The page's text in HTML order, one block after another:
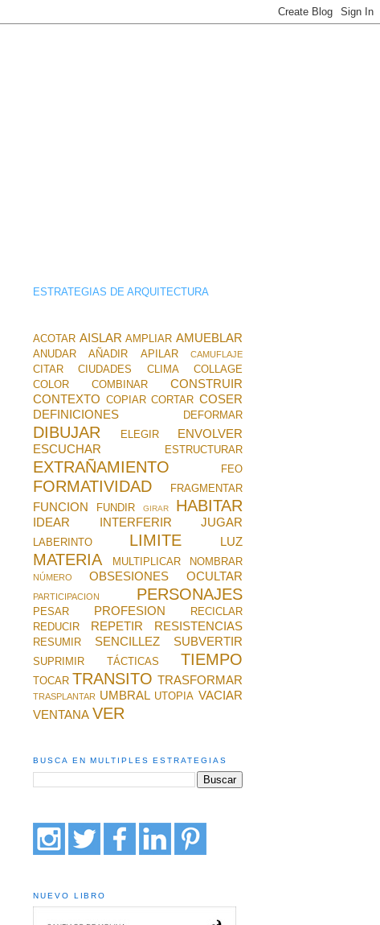
ESTRATEGIAS DE ARQUITECTURA
ACOTAR AISLAR AMPLIAR AMUEBLAR
ANUDAR AÑADIR APILAR CAMUFLAJE
CITAR CIUDADES CLIMA
COLLAGE
COLOR
COMBINAR
CONSTRUIR
CONTEXTO COPIAR CORTAR COSER
DEFINICIONES
DEFORMAR
DIBUJAR ELEGIR
ENVOLVER
ESCUCHAR
ESTRUCTURAR
EXTRAÑAMIENTO FEO
FORMATIVIDAD FRAGMENTAR
FUNCION FUNDIR GIRAR HABITAR
IDEAR INTERFERIR JUGAR
LABERINTO LIMITE LUZ
MATERIA MULTIPLICAR NOMBRAR
NÚMERO OBSESIONES OCULTAR
PARTICIPACION PERSONAJES
PESAR PROFESION
RECICLAR
REDUCIR
REPETIR RESISTENCIAS
RESUMIR SENCILLEZ SUBVERTIR
SUPRIMIR TÁCTICAS TIEMPO
TOCAR TRANSITO TRASFORMAR
TRASPLANTAR UMBRAL UTOPIA VACIAR
VENTANA VER
BUSCA EN MULTIPLES ESTRATEGIAS
NUEVO LIBRO